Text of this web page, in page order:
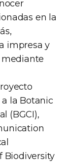
en la
impresa y
la Botanic
(BGCI),
Biodiversity